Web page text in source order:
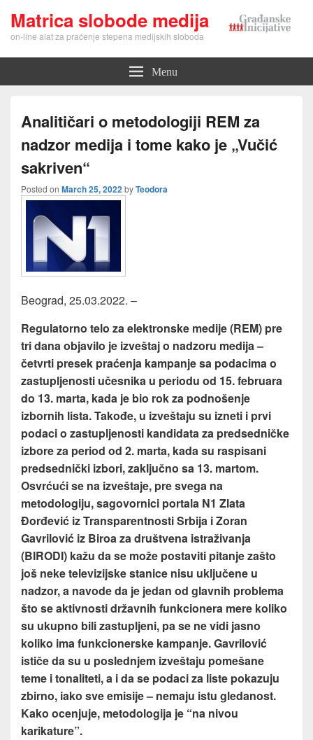
Matrica slobode medija
on-line alat za praćenje stepena medijskih sloboda
Menu
Analitičari o metodologiji REM za
nadzor medija i tome kako je „Vučić
sakriven“
Posted on March 25, 2022byTeodora
Beograd, 25.03.2022. –
Regulatorno telo za elektronske medije (REM) pre
tri dana objavilo je izveštaj o nadzoru medija –
četvrti presek praćenja kampanje sa podacima o
zastupljenosti učesnika u periodu od 15. februara
do 13. marta, kada je bio rok za podnošenje
izbornih lista. Takođe, u izveštaju su izneti i prvi
podaci o zastupljenosti kandidata za predsedničke
izbore za period od 2. marta, kada su raspisani
predsednički izbori, zaključno sa 13. martom.
Osvrćući se na izveštaje, pre svega na
metodologiju, sagovornici portala N1 Zlata
Đorđević iz Transparentnosti Srbija i Zoran
Gavrilović iz Biroa za društvena istraživanja
(BIRODI) kažu da se može postaviti pitanje zašto
još neke televizijske stanice nisu uključene u
nadzor, a navode da je jedan od glavnih problema
što se aktivnosti državnih funkcionera mere koliko
su ukupno bili zastupljeni, pa se ne vidi jasno
koliko ima funkcionerske kampanje. Gavrilović
ističe da su u poslednjem izveštaju pomešane
teme i tonaliteti, a i da se podaci za liste pokazuju
zbirno, iako sve emisije – nemaju istu gledanost.
Kako ocenjuje, metodologija je “na nivou
karikature”.